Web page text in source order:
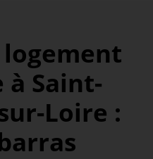
Saint-
Loire :